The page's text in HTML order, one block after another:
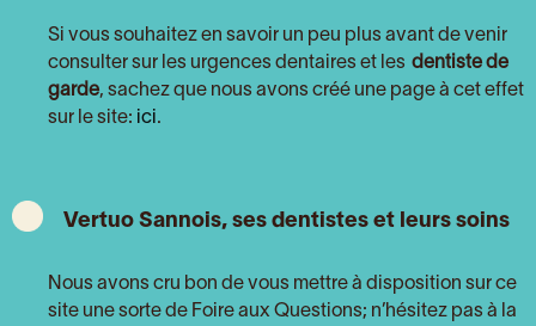
Si vous souhaitez en savoir un peu plus avant de venir
consulter sur les urgences dentaires et les dentiste de
garde, sachez que nous avons créé une page à cet effet
sur le site: ici .
Vertuo Sannois, ses dentistes et leurs soins
Nous avons cru bon de vous mettre à disposition sur ce
site une sorte de Foire aux Questions; n’hésitez pas à la